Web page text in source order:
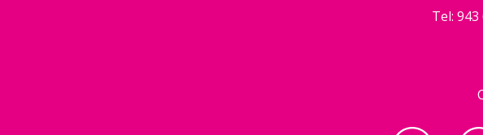
Tel: 943